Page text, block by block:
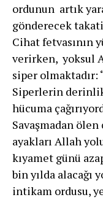
ordunun artık
gönderecek
Cihat
verirken, yoksul
siper olmaktadır:
Siperlerin
hücuma
Savaşmadan
ayakları Allah
kıyamet günü
bin yılda alacağı
intikam ordusu,